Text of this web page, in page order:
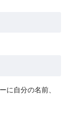
に自分の名前、